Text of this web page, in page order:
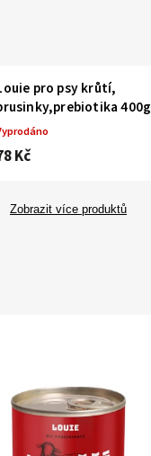
pro psy krůtí,
400g
Kč
Zobrazit více produktů